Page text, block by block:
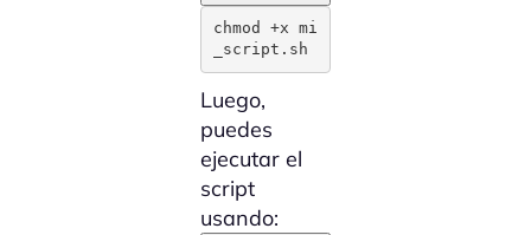
chmod +x mi
_script.sh
Luego,
puedes
ejecutar el
script
usando: